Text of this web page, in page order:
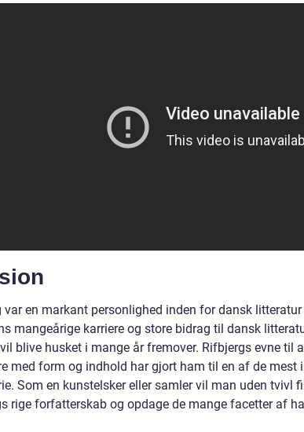
var en markant personlighed inden for dansk
mangeårige karriere og store bidrag til dansk
blive husket i mange år fremover. Rifbjergs evne til
med form og indhold har gjort ham til en af de mest
Som en kunstelsker eller samler vil man uden tvivl
rige forfatterskab og opdage de mange facetter af